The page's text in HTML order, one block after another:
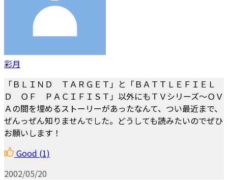
彩月
「ＢＬＩＮＤ ＴＡＲＧＥＴ」と「ＢＡＴＴＬＥＦＩＥＬ
Ｄ ＯＦ ＰＡＣＩＦＩＳＴ」以外にもＴＶシリーズ～ＯＶ
Ａの間を埋めるストーリーがあったなんて、つい最近まで、
ぜんっぜん知りませんでした。どうしても読みたいのでぜひ
お願いします！
Good (1)
2002/05/20